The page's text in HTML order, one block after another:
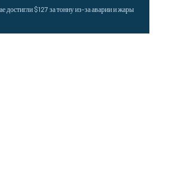
достигли $127 за тонну из-за аварии и жары